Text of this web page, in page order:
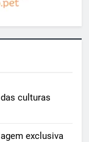
culturas
exclusiva